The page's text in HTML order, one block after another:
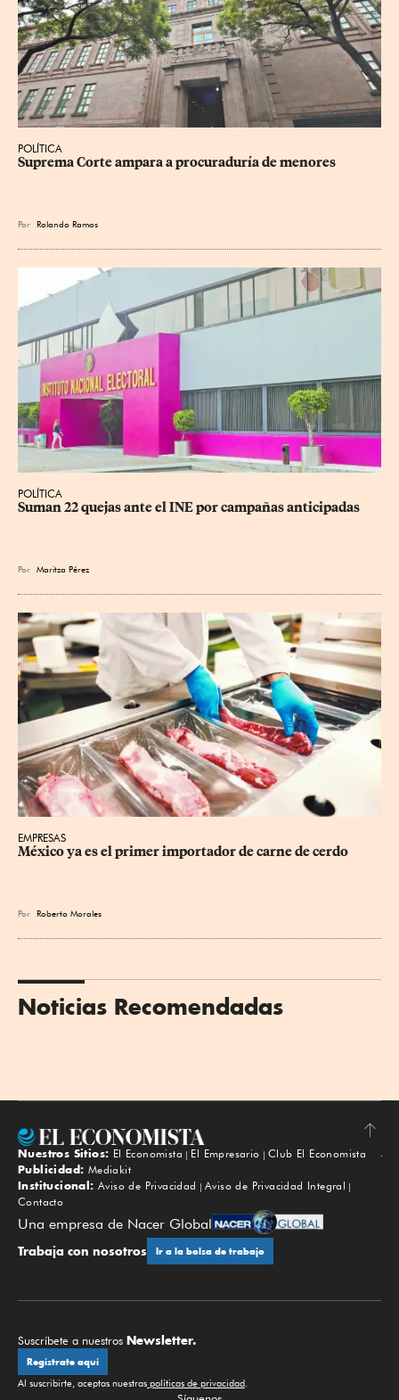
POLÍTICA
Suprema Corte ampara a procuraduría de menores
Por Rolando Ramos
POLÍTICA
Suman 22 quejas ante el INE por campañas anticipadas
Por Maritza Pérez
EMPRESAS
México ya es el primer importador de carne de cerdo
Por Roberto Morales
Noticias Recomendadas
Subir
Nuestros Sitios: El Economista El Empresario
Club El Economista
Publicidad: Mediakit
Institucional: Aviso de Privacidad
Aviso de Privacidad Integral
Contacto
Una empresa de Nacer Global
Trabaja con nosotros Ir a la bolsa de trabajo
Suscríbete a nuestros Newsletter.
Regístrate aquí
Al suscribirte, aceptas nuestras políticas de privacidad.